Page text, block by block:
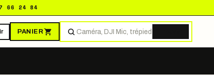
66 24 84
PANIER